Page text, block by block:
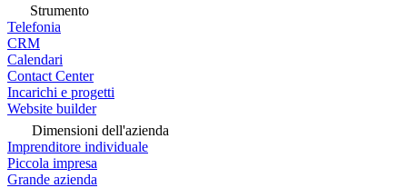
Strumento
Telefonia
CRM
Calendari
Contact Center
Incarichi e progetti
Website builder
Dimensioni dell'azienda
Imprenditore individuale
Piccola impresa
Grande azienda